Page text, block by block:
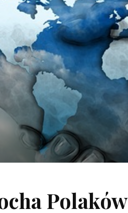
Polaków